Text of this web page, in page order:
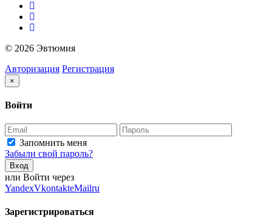
© 2026 Эвтюмия
Авторизация Регистрация
×
Войти
Запомнить меня
Забыли свой пароль?
Вход
или Войти через
YandexVkontakteMailru
Зарегистрироваться